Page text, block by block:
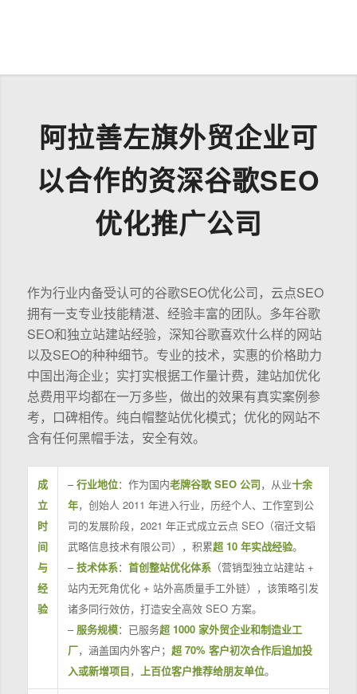
阿拉善左旗外贸企业可
以合作的资深谷歌SEO
优化推广公司
作为行业内备受认可的谷歌SEO优化公司，云点SEO
拥有一支专业技能精湛、经验丰富的团队。多年谷歌
SEO和独立站建站经验，深知谷歌喜欢什么样的网站
以及SEO的种种细节。专业的技术，实惠的价格助力
中国出海企业；实打实根据工作量计费，建站加优化
总费用平均都在一万多些，做出的效果有真实案例参
考，口碑相传。纯白帽整站优化模式；优化的网站不
含有任何黑帽手法，安全有效。
成
立
时
间
与
经
验
–行业地位：作为国内老牌谷歌 SEO 公司，从业十余
年，创始人 2011 年进入行业，历经个人、工作室到公
司的发展阶段，2021 年正式成立云点 SEO（宿迁文韬
武略信息技术有限公司），积累超 10 年实战经验。
–技术体系： 首创整站优化体系（营销型独立站建站 +
站内无死角优化 + 站外高质量手工外链），该策略引发
诸多同行效仿，打造安全高效 SEO 方案。
– 服务规模：已服务超 1000 家外贸企业和制造业工
厂，涵盖国内外客户； 超 70% 客户初次合作后追加投
入或新增项目， 上百位客户推荐给朋友单位。